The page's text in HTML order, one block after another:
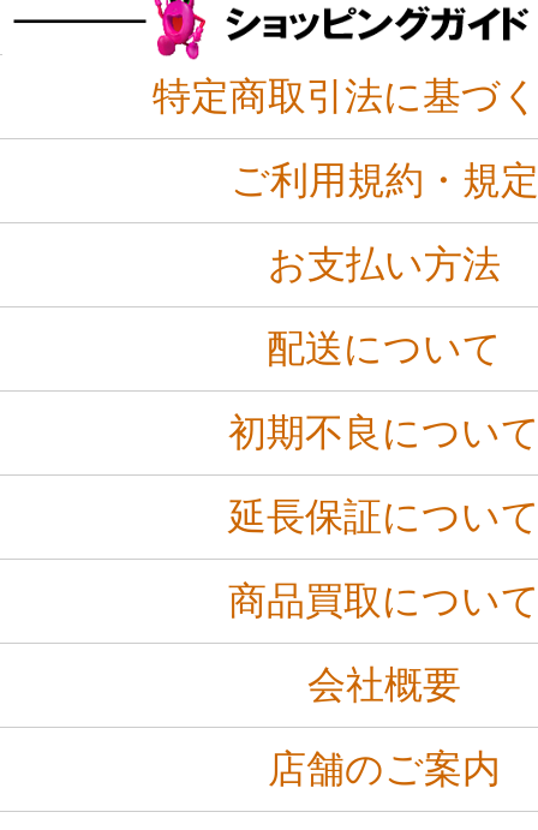
特定商取引法に基づ
ご利用規約・規定
お支払い方法
配送について
初期不良につい
延長保証につい
商品買取につい
会社概要
店舗のご案内